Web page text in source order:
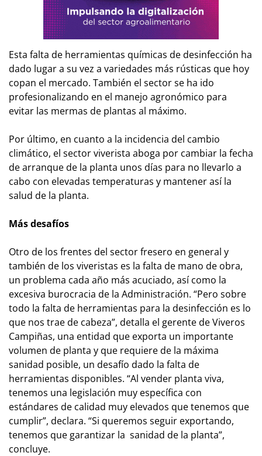
Esta falta de herramientas químicas de desinfección ha
dado lugar a su vez a variedades más rústicas que hoy
copan el mercado. También el sector se ha ido
profesionalizando en el manejo agronómico para
evitar las mermas de plantas al máximo.
Por último, en cuanto a la incidencia del cambio
climático, el sector viverista aboga por cambiar la fecha
de arranque de la planta unos días para no llevarlo a
cabo con elevadas temperaturas y mantener así la
salud de la planta.
Más desafíos
Otro de los frentes del sector fresero en general y
también de los viveristas es la falta de mano de obra,
un problema cada año más acuciado, así como la
excesiva burocracia de la Administración. “Pero sobre
todo la falta de herramientas para la desinfección es lo
que nos trae de cabeza”, detalla el gerente de Viveros
Campiñas, una entidad que exporta un importante
volumen de planta y que requiere de la máxima
sanidad posible, un desafío dado la falta de
herramientas disponibles. “Al vender planta viva,
tenemos una legislación muy específica con
estándares de calidad muy elevados que tenemos que
cumplir”, declara. “Si queremos seguir exportando,
tenemos que garantizar la sanidad de la planta”,
concluye.